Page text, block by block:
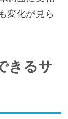
変化が見ら
きるサ